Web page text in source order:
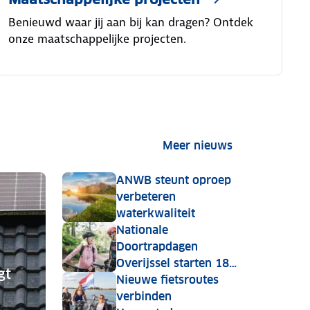
Benieuwd waar jij aan bij kan dragen? Ontdek
onze maatschappelijke projecten.
Meer nieuws
ANWB steunt oproep
verbeteren
waterkwaliteit
Nationale
Doortrapdagen
Overijssel starten 18
mei
Nieuwe fietsroutes
verbinden